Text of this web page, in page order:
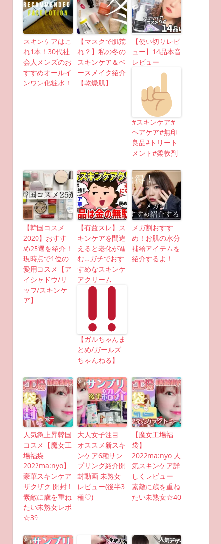
スキンケアはこ
れ1本！30代社
会人メンズのお
すすめオールイ
ンワン化粧水！
【マスクで肌荒
れ？】私の冬の
スキンケア＆ベ
ースメイク紹介
【乾燥肌】
【使い切りレビ
ュー】14品本音
レビュー
#スキンケア#
ヘアケア#無印
良品#トリート
メント#柔軟剤
【韓国コスメ
2020】おすす
め25選を紹介！
現時点で1位の
愛用コスメ【ア
イシャドウ/リ
ップ/スキンケ
ア】
【有益スレ】ス
キンケアを間違
えると老化が進
む…ガチでおす
すめなスキンケ
アクリーム
【ガルちゃんま
とめ/ガールズ
ちゃんねる】
メガ割おすす
め！お肌の水分
補給アイテムを
紹介するよ！
人気急上昇韓国
コスメ【魔女工
場福袋
2022ma:nyo】
豪華スキンケア
ザクザク 開封 !
素敵に歳を重ね
たい未熟女レポ
☆39
大人女子注目
オススメ新スキ
ンケア6種サン
プリング紹介開
封動画 未熟女
レビュー(後半3
種♡)
【魔女工場福
袋】
2022ma:nyo 人
気スキンケア詳
しくレビュー
素敵に歳を重ね
たい未熟女☆40